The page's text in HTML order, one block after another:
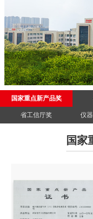
国家重点新产品奖
省工信厅奖 仪
国家